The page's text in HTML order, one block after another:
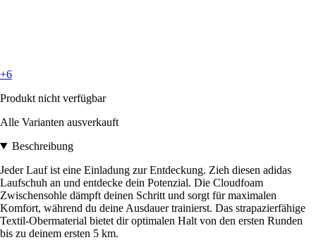
+6
Produkt nicht verfügbar
Alle Varianten ausverkauft
Beschreibung
Jeder Lauf ist eine Einladung zur Entdeckung. Zieh diesen adidas
Laufschuh an und entdecke dein Potenzial. Die Cloudfoam
Zwischensohle dämpft deinen Schritt und sorgt für maximalen
Komfort, während du deine Ausdauer trainierst. Das strapazierfähige
Textil-Obermaterial bietet dir optimalen Halt von den ersten Runden
bis zu deinem ersten 5 km.